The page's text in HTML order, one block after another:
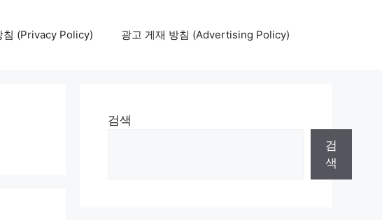
침 (Privacy Policy) 광고 게재 방침 (Advertising Policy)
검색
검
색